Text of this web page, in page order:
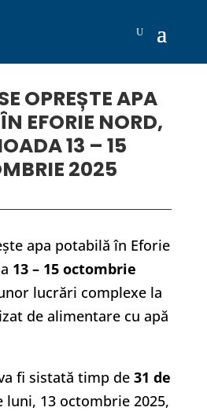
OPREȘTE APA
EFORIE NORD,
13 – 15
2025
apa potabilă în Eforie
13 – 15 octombrie
lucrări complexe la
de alimentare cu apă
fi sistată timp de 31 de
luni, 13 octombrie 2025,